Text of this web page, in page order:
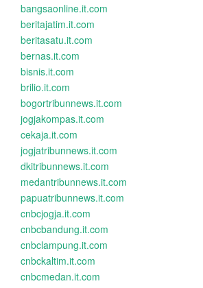
bangsaonline.it.com
beritajatim.it.com
beritasatu.it.com
bernas.it.com
bisnis.it.com
brilio.it.com
bogortribunnews.it.com
jogjakompas.it.com
cekaja.it.com
jogjatribunnews.it.com
dkitribunnews.it.com
medantribunnews.it.com
papuatribunnews.it.com
cnbcjogja.it.com
cnbcbandung.it.com
cnbclampung.it.com
cnbckaltim.it.com
cnbcmedan.it.com